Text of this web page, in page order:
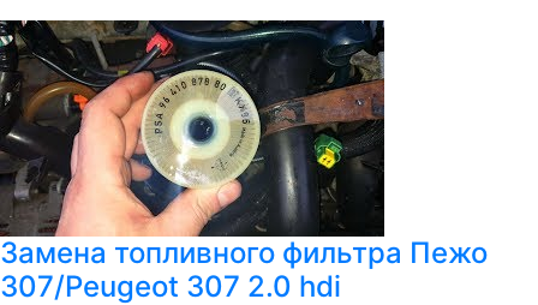
Замена топливного фильтра Пежо
307/Peugeot 307 2.0 hdi